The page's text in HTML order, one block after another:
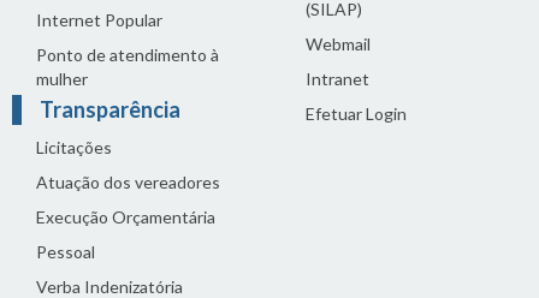
Internet Popular
Ponto de atendimento à
mulher
Transparência
Licitações
Atuação dos vereadores
Execução Orçamentária
Pessoal
Verba Indenizatória
(SILAP)
Webmail
Intranet
Efetuar Login